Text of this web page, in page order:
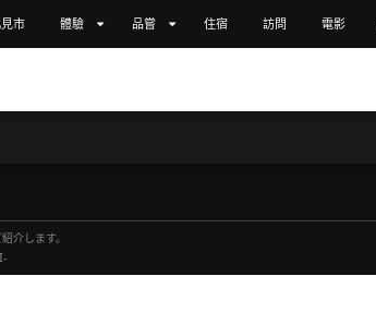
市 體驗 品嘗 住宿 訪問 電影
介します。